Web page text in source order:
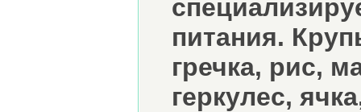
питания.
гречка, рис,
геркулес,